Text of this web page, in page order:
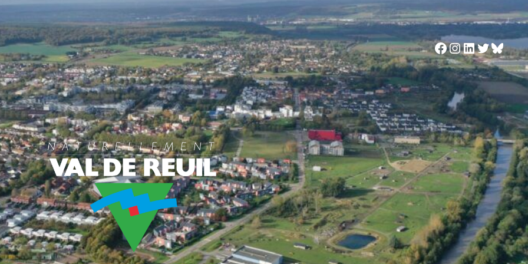
Facebook
Instagram
LinkedIn
Twitter